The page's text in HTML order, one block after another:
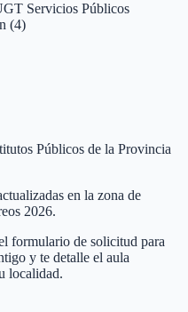
Servicios Públicos
(4)
Públicos de la Provincia
en la zona de
2026.
formulario de solicitud para
y te detalle el aula
localidad.